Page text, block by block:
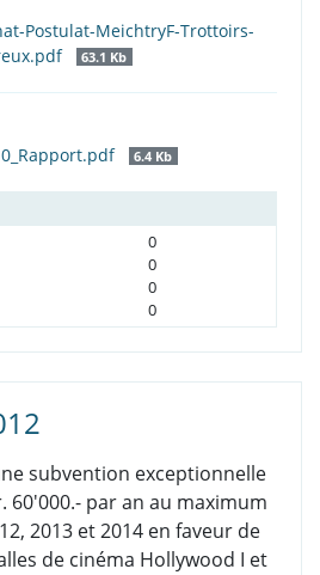
Postulat-MeichtryF-Trottoirs-
63.1 Kb
6.4 Kb
0
0
0
0
subvention exceptionnelle
60'000.- par an au maximum
2013 et 2014 en faveur de
de cinéma Hollywood I et